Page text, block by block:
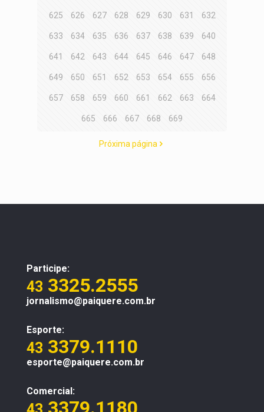
625 626 627 628 629 630 631 632
633 634 635 636 637 638 639 640
641 642 643 644 645 646 647 648
649 650 651 652 653 654 655 656
657 658 659 660 661 662 663 664
665 666 667 668 669
Próxima página
Participe:
43 3325.2555
jornalismo@paiquere.com.br
Esporte:
43 3379.1110
esporte@paiquere.com.br
Comercial: